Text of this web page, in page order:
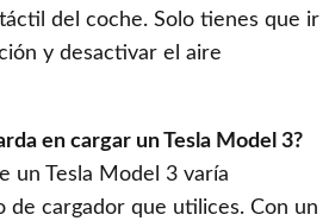
del coche. Solo tienes que ir
y desactivar el aire
en cargar un Tesla Model 3?
un Tesla Model 3 varía
de cargador que utilices. Con un